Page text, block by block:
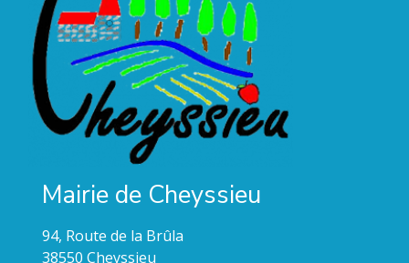
Mairie de Cheyssieu
94, Route de la Brûla
38550 Cheyssieu